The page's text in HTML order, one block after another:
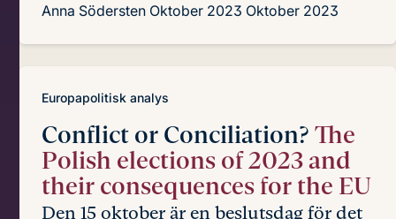
Anna Södersten Oktober 2023 Oktober 2023
Europapolitisk analys
Conflict or Conciliation? The
Polish elections of 2023 and
their consequences for the EU
Den 15 oktober är en beslutsdag för det